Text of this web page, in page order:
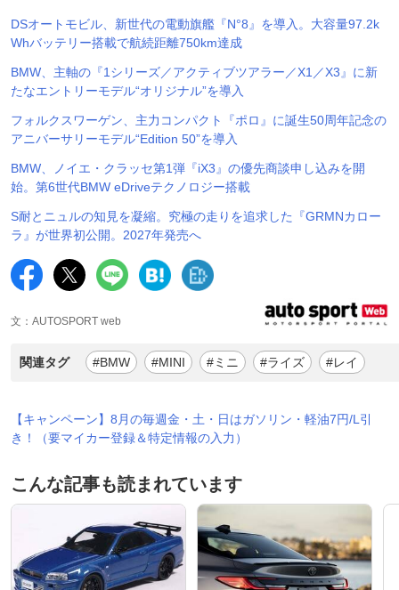
DSオートモビル、新世代の電動旗艦『N°8』を導入。大容量97.2k
Whバッテリー搭載で航続距離750km達成
BMW、主軸の『1シリーズ／アクティブツアラー／X1／X3』に新
たなエントリーモデル“オリジナル”を導入
フォルクスワーゲン、主力コンパクト『ポロ』に誕生50周年記念の
アニバーサリーモデル“Edition 50”を導入
BMW、ノイエ・クラッセ第1弾『iX3』の優先商談申し込みを開
始。第6世代BMW eDriveテクノロジー搭載
S耐とニュルの知見を凝縮。究極の走りを追求した『GRMNカロー
ラ』が世界初公開。2027年発売へ
文：AUTOSPORT web
関連タグ #BMW #MINI #ミニ #ライズ #レイ
【キャンペーン】8月の毎週金・土・日はガソリン・軽油7円/L引
き！（要マイカー登録＆特定情報の入力）
こんな記事も読まれています